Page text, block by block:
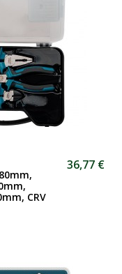
CRV
36,77 €